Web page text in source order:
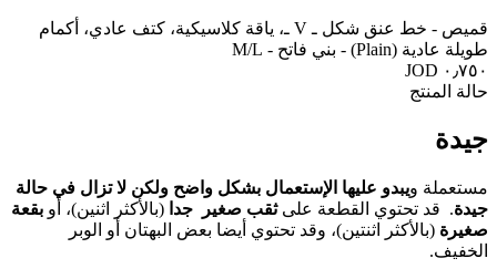
قميص - خط عنق شكل ـ V ـ، ياقة كلاسيكية، كتف عادي، أكمام
طويلة عادية (Plain) - بني فاتح - M/L
حالة المنتج
جيدة
مستعملة ويبدو عليها الإستعمال بشكل واضح ولكن لا تزال في حالة
جيدة. قد تحتوي القطعة علىثقب صغير جدا (بالأكثر اثنين)، أو بقعة
صغيرة (بالأكثر اثنتين)، وقد تحتوي أيضا بعض البهتان أو الوبر
الخفيف.